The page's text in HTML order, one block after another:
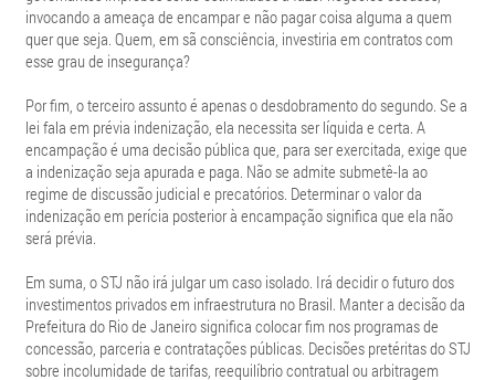
invocando a ameaça de encampar e não pagar coisa alguma a quem
quer que seja. Quem, em sã consciência, investiria em contratos com
esse grau de insegurança?
Por fim, o terceiro assunto é apenas o desdobramento do segundo. Se a
lei fala em prévia indenização, ela necessita ser líquida e certa. A
encampação é uma decisão pública que, para ser exercitada, exige que
a indenização seja apurada e paga. Não se admite submetê-la ao
regime de discussão judicial e precatórios. Determinar o valor da
indenização em perícia posterior à encampação significa que ela não
será prévia.
Em suma, o STJ não irá julgar um caso isolado. Irá decidir o futuro dos
investimentos privados em infraestrutura no Brasil. Manter a decisão da
Prefeitura do Rio de Janeiro significa colocar fim nos programas de
concessão, parceria e contratações públicas. Decisões pretéritas do STJ
sobre incolumidade de tarifas, reequilíbrio contratual ou arbitragem